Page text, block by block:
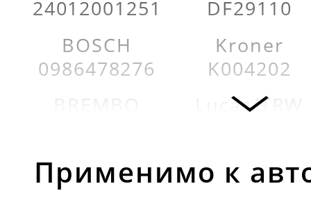
24012001251
BOSCH
0986478276
DELPHI
BG2282
DF29110
Kroner
K004202
Lucas/TRW
MAPCO
15109
Применимо к